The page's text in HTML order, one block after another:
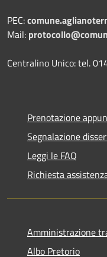
PEC:
Mail:
Centralino Unico: tel.
Prenotazione
Segnalazione
Leggi le FAQ
Richiesta
Amministrazione
Albo Pretorio